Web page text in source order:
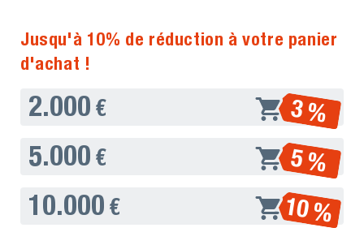
Jusqu'à 10% de réduction à votre panier
d'achat !
2.000 € 3 %
5.000 € 5 %
10.000 € 10 %